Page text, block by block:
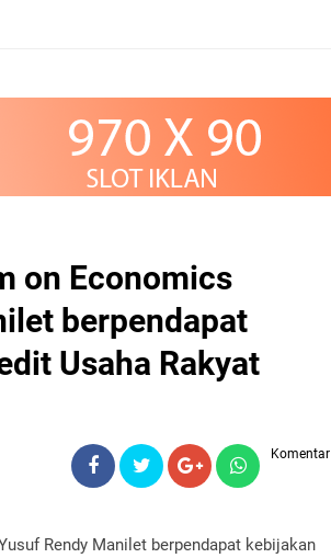
on Economics
berpendapat
Usaha Rakyat
Komentar
Rendy Manilet berpendapat kebijakan